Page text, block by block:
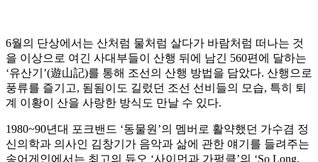
6월의 단상에서는 산처럼 물처럼 살다가 바람처럼 떠나는 것
을 이상으로 여긴 사대부들이 산행 뒤에 남긴 560편에 달하는
‘유산기’(遊山記)를 통해 조선의 산행 방법을 담았다. 산행으로
풍류를 즐기고, 됨됨이도 길렀던 조선 선비들의 모습, 특히 퇴
계 이황이 산을 사랑한 방식도 만날 수 있다.
1980~90년대 포크밴드 ‘동물원’의 멤버로 활약했던 가수겸 정
신의학과 의사인 김창기가 음악과 삶에 관한 얘기를 들려주는
송어게인에서는 최고의 듀오 ‘사이먼과 가펑클’의 ‘So Long,